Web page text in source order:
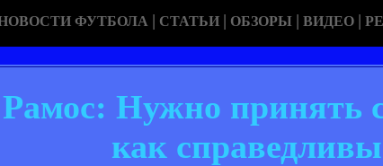
ФУТБОЛА | СТАТЬИ | ОБЗОРЫ | ВИДЕО |
Нужно принять
как